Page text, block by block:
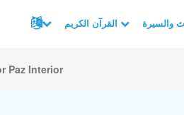
Paz Interior